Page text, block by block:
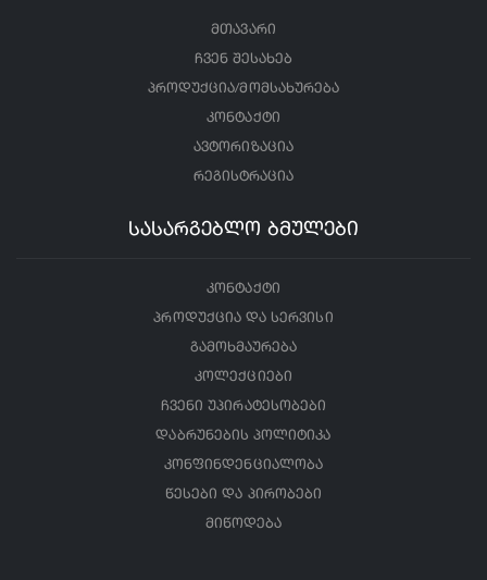
მთავარი
ჩვენ შესახებ
პროდუქცია/მომსახურება
კონტაქტი
ავტორიზაცია
რეგისტრაცია
სასარგებლო ბმულები
კონტაქტი
პროდუქცია და სერვისი
გამოხმაურება
კოლექციები
ჩვენი უპირატესობები
დაბრუნების პოლიტიკა
კონფინდენციალობა
წესები და პირობები
მიწოდება